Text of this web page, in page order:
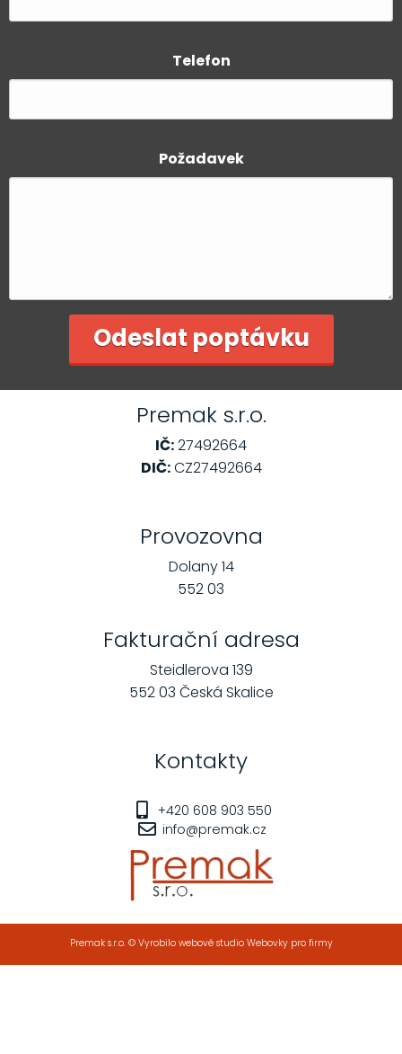
Telefon
Požadavek
Premak s.r.o.
IČ:27492664
DIČ:CZ27492664
Provozovna
Dolany 14
552 03
Fakturační adresa
Steidlerova 139
552 03 Česká Skalice
Kontakty
+420 608 903 550
info@premak.cz
Premak s.r.o. © Vyrobilo webové studio Webovky pro firmy